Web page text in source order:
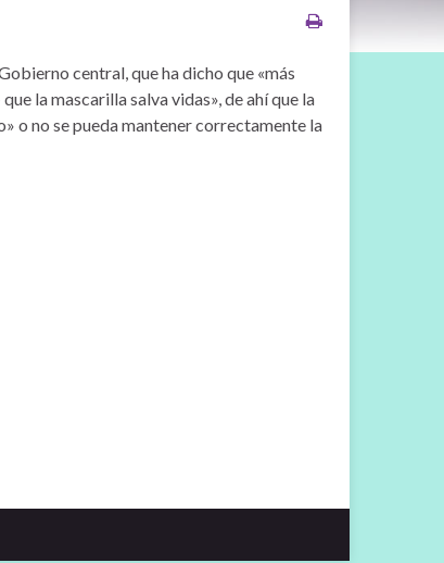
central, que ha dicho que «más
la mascarilla salva vidas», de ahí que la
o no se pueda mantener correctamente la